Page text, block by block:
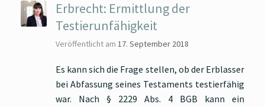
Erbrecht: Ermittlung der
Testierunfähigkeit
Veröffentlicht am 17. September 2018
Es kann sich die Frage stellen, ob der Erblasser
bei Abfassung seines Testaments testierfähig
war. Nach § 2229 Abs. 4 BGB kann ein